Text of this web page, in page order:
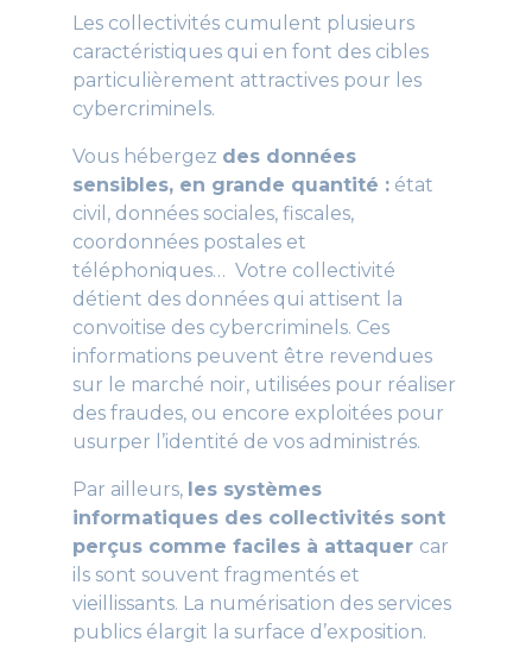
Les collectivités cumulent plusieurs
caractéristiques qui en font des cibles
particulièrement attractives pour les
cybercriminels.
Vous hébergez des données
sensibles, en grande quantité :état
civil, données sociales, fiscales,
coordonnées postales et
téléphoniques… Votre collectivité
détient des données qui attisent la
convoitise des cybercriminels. Ces
informations peuvent être revendues
sur le marché noir, utilisées pour réaliser
des fraudes, ou encore exploitées pour
usurper l’identité de vos administrés.
Par ailleurs, les systèmes
informatiques des collectivités sont
perçus comme faciles à attaquer car
ils sont souvent fragmentés et
vieillissants. La numérisation des services
publics élargit la surface d’exposition.